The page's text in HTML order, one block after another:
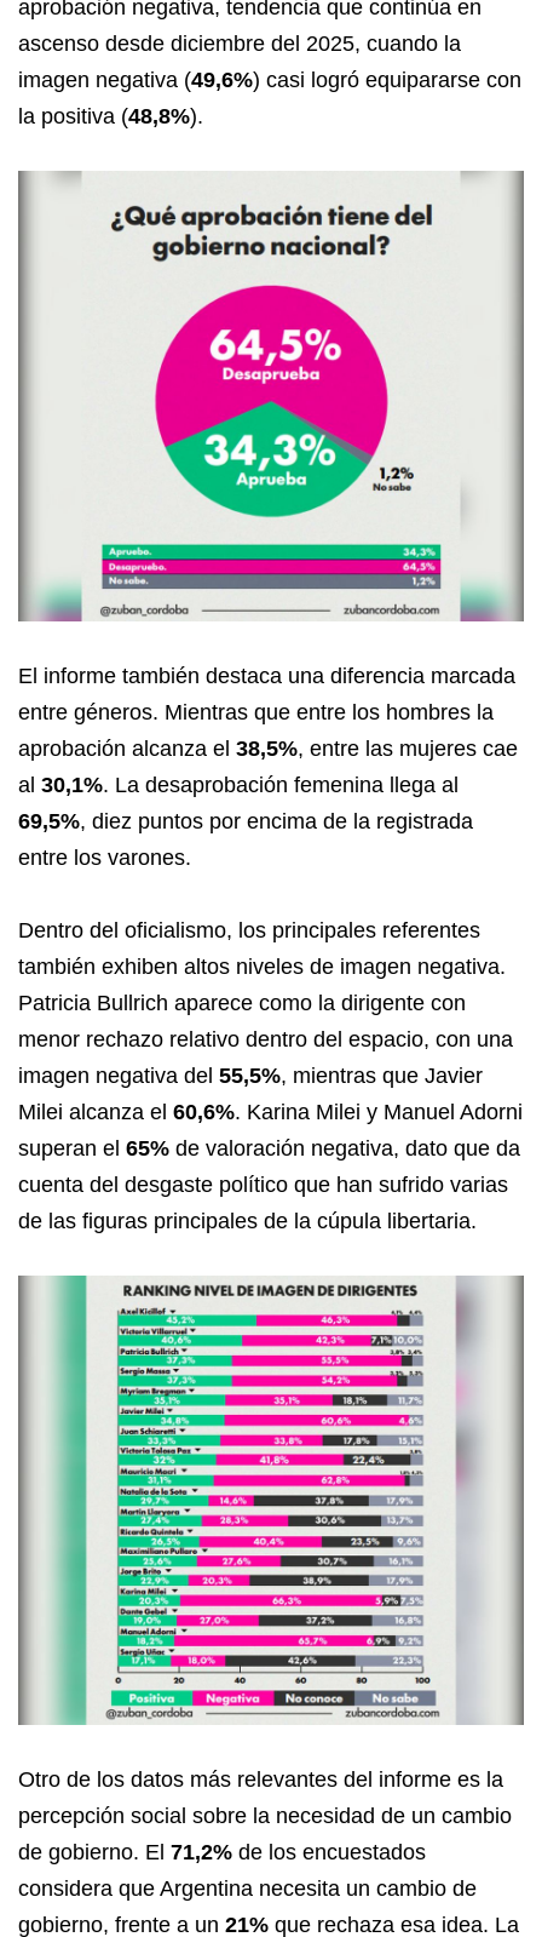
aprobación negativa, tendencia que continúa en
ascenso desde diciembre del 2025, cuando la
imagen negativa (49,6%) casi logró equipararse con
la positiva (48,8%).
El informe también destaca una diferencia marcada
entre géneros. Mientras que entre los hombres la
aprobación alcanza el 38,5%, entre las mujeres cae
al 30,1%. La desaprobación femenina llega al
69,5%, diez puntos por encima de la registrada
entre los varones.
Dentro del oficialismo, los principales referentes
también exhiben altos niveles de imagen negativa.
Patricia Bullrich aparece como la dirigente con
menor rechazo relativo dentro del espacio, con una
imagen negativa del 55,5%, mientras que Javier
Milei alcanza el 60,6%. Karina Milei y Manuel Adorni
superan el 65% de valoración negativa, dato que da
cuenta del desgaste político que han sufrido varias
de las figuras principales de la cúpula libertaria.
Otro de los datos más relevantes del informe es la
percepción social sobre la necesidad de un cambio
de gobierno. El 71,2% de los encuestados
considera que Argentina necesita un cambio de
gobierno, frente a un 21% que rechaza esa idea. La